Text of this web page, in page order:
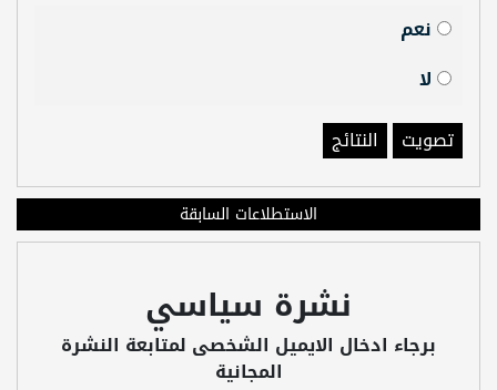
نعم
لا
تصويت
النتائج
الاستطلاعات السابقة
نشرة سياسي
برجاء ادخال الايميل الشخصى لمتابعة النشرة
المجانية